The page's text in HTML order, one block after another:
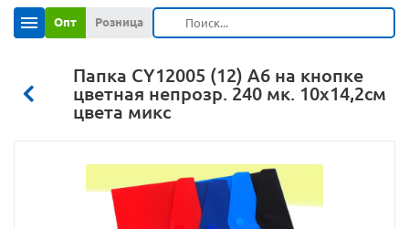
Опт Розница
Папка CY12005 (12) А6 на кнопке
цветная непрозр. 240 мк. 10х14,2см
цвета микс